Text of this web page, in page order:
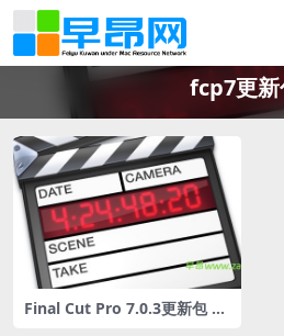
fcp7更
Final Cut Pro 7.0.3更新包 中